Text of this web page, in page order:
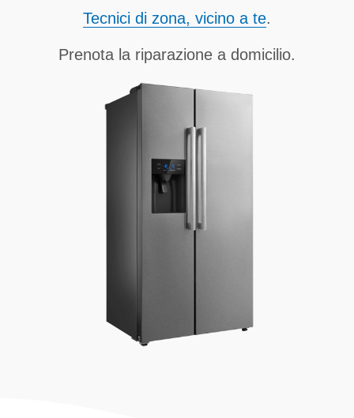
Tecnici di zona, vicino a te.
Prenota la riparazione a domicilio.